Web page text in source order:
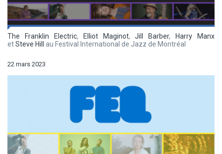
The Franklin Electric, Elliot Maginot,Jill Barber,
Harry Manx
etSteve Hill au Festival International de Jazz de Montréal
22 mars 2023